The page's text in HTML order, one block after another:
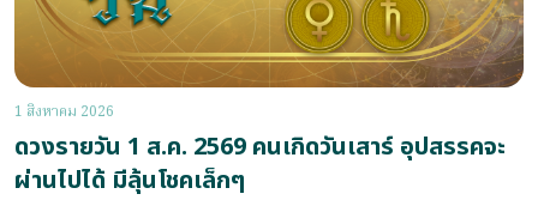
1 สิงหาคม 2026
ดวงรายวัน 1 ส.ค. 2569 คนเกิดวันเสาร์ อุปสรรคจะ
ผ่านไปได้ มีลุ้นโชคเล็กๆ